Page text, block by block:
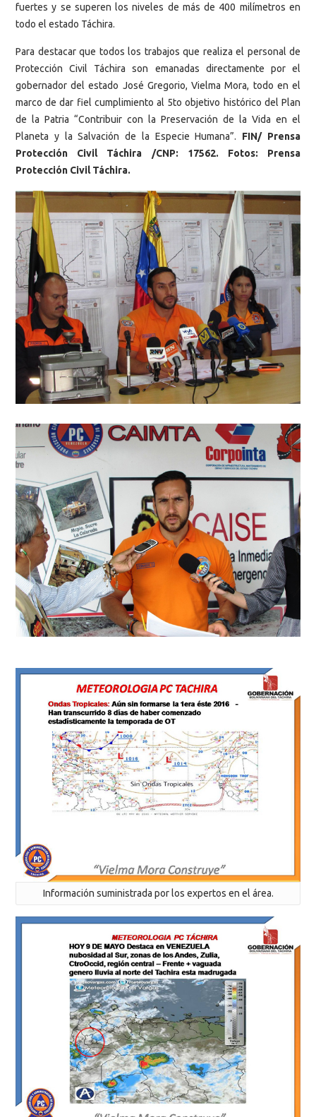
fuertes y se superen los niveles de más de 400 milímetros en
todo el estado Táchira.
Para destacar que todos los trabajos que realiza el personal de
Protección Civil Táchira son emanadas directamente por el
gobernador del estado José Gregorio, Vielma Mora, todo en el
marco de dar fiel cumplimiento al 5to objetivo histórico del Plan
de la Patria “Contribuir con la Preservación de la Vida en el
Planeta y la Salvación de la Especie Humana”. FIN/ Prensa
Protección Civil Táchira /CNP: 17562. Fotos: Prensa
Protección Civil Táchira.
Información suministrada por los expertos en el área.